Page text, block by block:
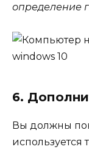
определение
6.
Вы должны
используется